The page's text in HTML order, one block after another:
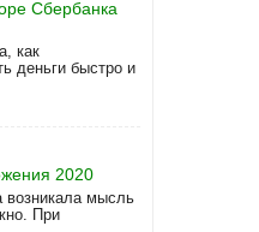
Сбербанка
как
деньги быстро и
2020
возникала мысль
При